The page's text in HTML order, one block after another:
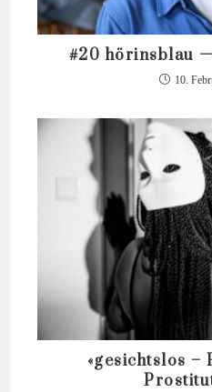
#20 hörinsblau
10.
«gesichtslos –